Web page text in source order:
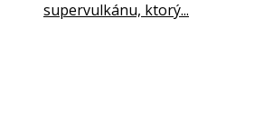
supervulkánu, ktorý...